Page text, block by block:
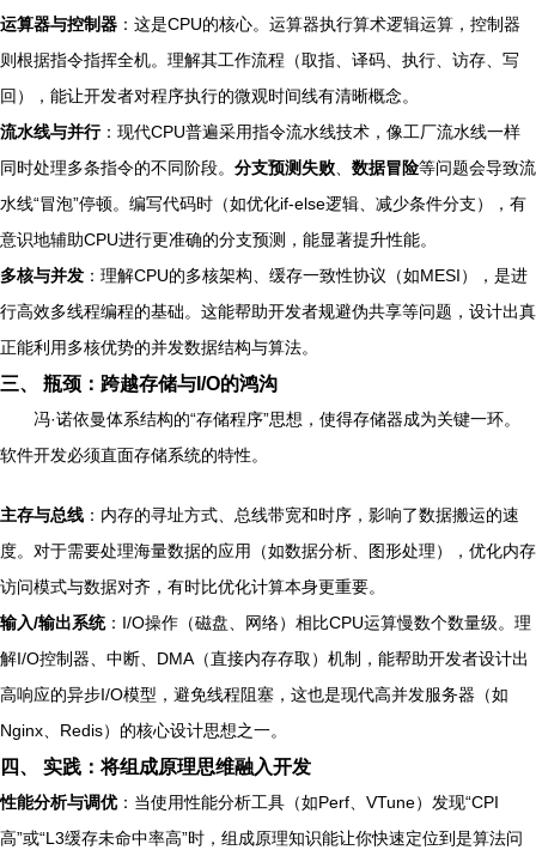
运算器与控制器 ：这是CPU的核心。运算器执行算术逻辑运算，控制器
则根据指令指挥全机。理解其工作流程（取指、译码、执行、访存、写
回），能让开发者对程序执行的微观时间线有清晰概念。
流水线与并行：现代CPU普遍采用指令流水线技术，像工厂流水线一样
同时处理多条指令的不同阶段。 分支预测失败、 数据冒险等问题会导致流
水线“冒泡”停顿。编写代码时（如优化if-else逻辑、减少条件分支），有
意识地辅助CPU进行更准确的分支预测，能显著提升性能。
多核与并发 ：理解CPU的多核架构、缓存一致性协议（如MESI），是进
行高效多线程编程的基础。这能帮助开发者规避伪共享等问题，设计出真
正能利用多核优势的并发数据结构与算法。
三、 瓶颈：跨越存储与I/O的鸿沟
冯·诺依曼体系结构的“存储程序”思想，使得存储器成为关键一环。
软件开发必须直面存储系统的特性。
主存与总线 ：内存的寻址方式、总线带宽和时序，影响了数据搬运的速
度。对于需要处理海量数据的应用（如数据分析、图形处理），优化内存
访问模式与数据对齐，有时比优化计算本身更重要。
输入/输出系统：I/O操作（磁盘、网络）相比CPU运算慢数个数量级。理
解I/O控制器、中断、DMA（直接内存存取）机制，能帮助开发者设计出
高响应的异步I/O模型，避免线程阻塞，这也是现代高并发服务器（如
Nginx、Redis）的核心设计思想之一。
四、 实践：将组成原理思维融入开发
性能分析与调优：当使用性能分析工具（如Perf、VTune）发现“CPI
高”或“L3缓存未命中率高”时，组成原理知识能让你快速定位到是算法问